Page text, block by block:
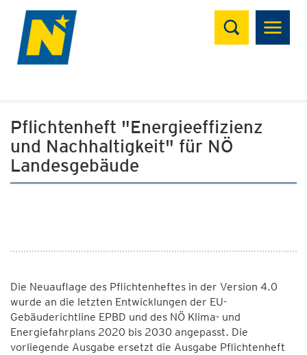
Suchen
Pflichtenheft "Energieeffizienz
und Nachhaltigkeit" für NÖ
Landesgebäude
Die Neuauflage des Pflichtenheftes in der Version 4.0
wurde an die letzten Entwicklungen der EU-
Gebäuderichtline EPBD und des NÖ Klima- und
Energiefahrplans 2020 bis 2030 angepasst. Die
vorliegende Ausgabe ersetzt die Ausgabe Pflichtenheft